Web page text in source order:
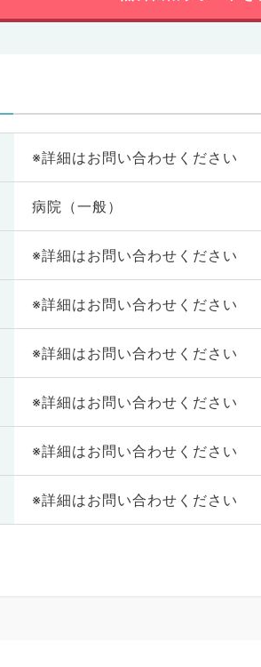
※詳細はお問い合わせください
病院（一般）
※詳細はお問い合わせください
※詳細はお問い合わせください
※詳細はお問い合わせください
※詳細はお問い合わせください
※詳細はお問い合わせください
※詳細はお問い合わせください